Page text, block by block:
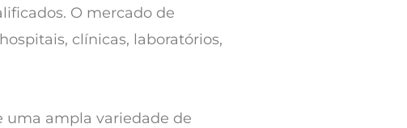
O mercado de
clínicas, laboratórios,
uma ampla variedade de